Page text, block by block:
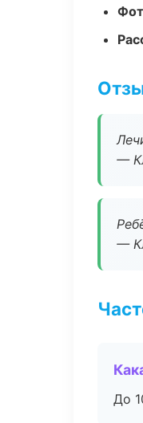
—
—
До